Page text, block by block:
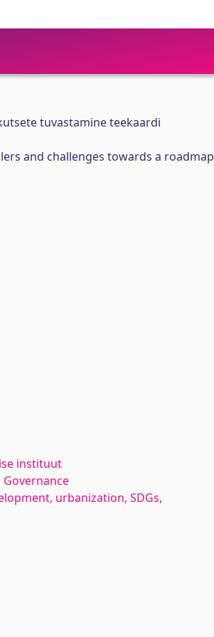
tuvastamine teekaardi
and challenges towards a roadmap
instituut
urbanization, SDGs,